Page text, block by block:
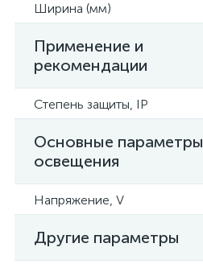
Ширина (мм)
Применение и
рекомендации
Степень защиты, IP
Основные параметры
освещения
Напряжение, V
Другие параметры